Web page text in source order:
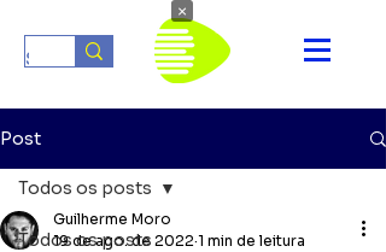
Post
Todos os posts
Todos os posts
Guilherme Moro
19 de ago. de 2022 1 min de leitura
×